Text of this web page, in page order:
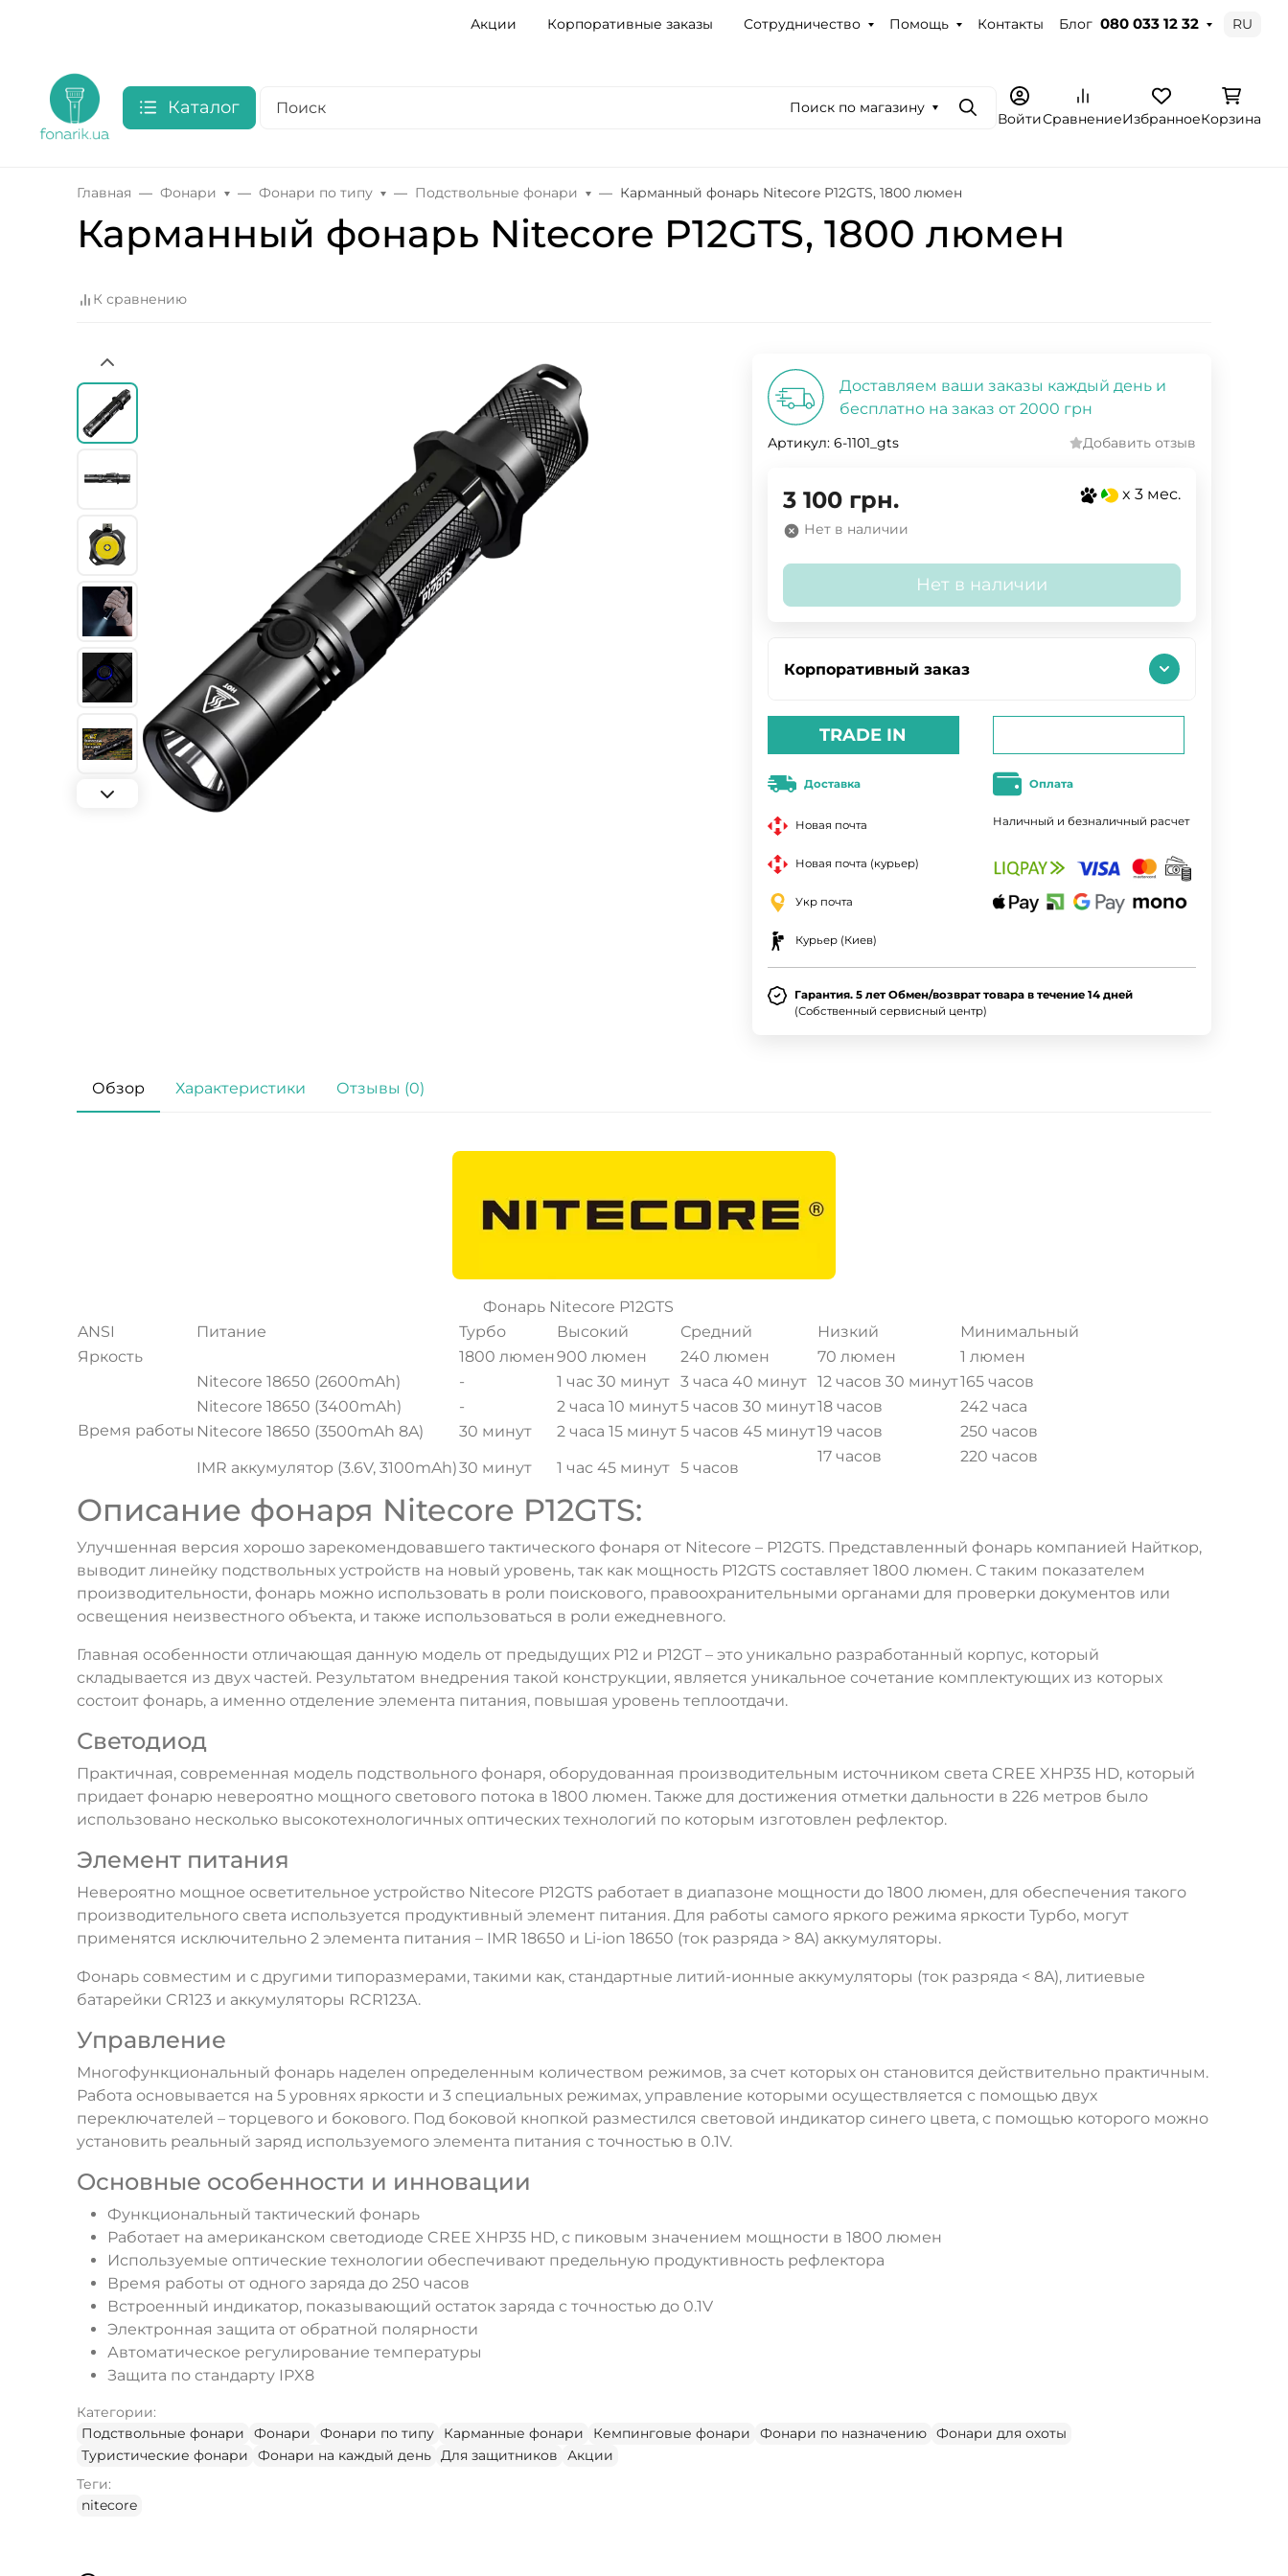
Акции Корпоративные заказы Сотрудничество Помощь Контакты Блог 080 033 12 32 RU
Каталог Поиск по магазину
ПоискВойтиСравнениеИзбранноеКорзина
Главная Фонари Фонари по типу Подствольные фонари Карманный фонарь Nitecore P12GTS, 1800 люмен
Карманный фонарь Nitecore P12GTS, 1800 люмен
К сравнению
Доставляем ваши заказы каждый день и
бесплатно на заказ от 2000 грн
Артикул: 6-1101_gts Добавить отзыв
3 100 грн. x 3 мес.
Нет в наличии
Нет в наличии
Корпоративный заказ
TRADE IN
Доставка
Новая почта
Новая почта (курьер)
Укр почта
Курьер (Киев)
Оплата
Наличный и безналичный расчет
Гарантия. 5 лет Обмен/возврат товара в течение 14 дней
(Собственный сервисный центр)
Обзор Характеристики Отзывы (0)
Фонарь Nitecore P12GTS
ANSI
Питание Турбо Высокий Средний Низкий
Минимальный
Яркость
1800 люмен900 люмен 240 люмен 70 люмен 1 люмен
Время работы
Nitecore 18650 (2600mAh) - 1 час 30 минут 3 часа 40 минут 12 часов 30 минут165 часов
Nitecore 18650 (3400mAh)
- 2 часа 10 минут5 часов 30 минут18 часов
242 часа
Nitecore 18650 (3500mAh 8A)
30 минут 2 часа 15 минут 5 часов 45 минут19 часов
250 часов
IMR аккумулятор (3.6V, 3100mAh)30 минут 1 час 45 минут 5 часов
17 часов 220 часов
Описание фонаря Nitecore P12GTS:
Улучшенная версия хорошо зарекомендовавшего тактического фонаря от Nitecore – P12GTS. Представленный фонарь компанией Найткор,
выводит линейку подствольных устройств на новый уровень, так как мощность P12GTS составляет 1800 люмен. С таким показателем
производительности, фонарь можно использовать в роли поискового, правоохранительными органами для проверки документов или
освещения неизвестного объекта, и также использоваться в роли ежедневного.
Главная особенности отличающая данную модель от предыдущих P12 и P12GT – это уникально разработанный корпус, который
складывается из двух частей. Результатом внедрения такой конструкции, является уникальное сочетание комплектующих из которых
состоит фонарь, а именно отделение элемента питания, повышая уровень теплоотдачи.
Светодиод
Практичная, современная модель подствольного фонаря, оборудованная производительным источником света CREE XHP35 HD, который
придает фонарю невероятно мощного светового потока в 1800 люмен. Также для достижения отметки дальности в 226 метров было
использовано несколько высокотехнологичных оптических технологий по которым изготовлен рефлектор.
Элемент питания
Невероятно мощное осветительное устройство Nitecore P12GTS работает в диапазоне мощности до 1800 люмен, для обеспечения такого
производительного света используется продуктивный элемент питания. Для работы самого яркого режима яркости Турбо, могут
применятся исключительно 2 элемента питания – IMR 18650 и Li-ion 18650 (ток разряда > 8A) аккумуляторы.
Фонарь совместим и с другими типоразмерами, такими как, стандартные литий-ионные аккумуляторы (ток разряда < 8A), литиевые
батарейки CR123 и аккумуляторы RCR123A.
Управление
Многофункциональный фонарь наделен определенным количеством режимов, за счет которых он становится действительно практичным.
Работа основывается на 5 уровнях яркости и 3 специальных режимах, управление которыми осуществляется с помощью двух
переключателей – торцевого и бокового. Под боковой кнопкой разместился световой индикатор синего цвета, с помощью которого можно
установить реальный заряд используемого элемента питания с точностью в 0.1V.
Основные особенности и инновации
Функциональный тактический фонарь
Работает на американском светодиоде CREE XHP35 HD, с пиковым значением мощности в 1800 люмен
Используемые оптические технологии обеспечивают предельную продуктивность рефлектора
Время работы от одного заряда до 250 часов
Встроенный индикатор, показывающий остаток заряда с точностью до 0.1V
Электронная защита от обратной полярности
Автоматическое регулирование температуры
Защита по стандарту IPX8
Категории:
Подствольные фонари
Фонари Фонари по типу Карманные фонари Кемпинговые фонари Фонари по назначению Фонари для охоты
Туристические фонари
Фонари на каждый день Для защитников
Акции
Теги:
nitecore